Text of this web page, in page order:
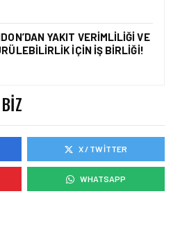
TURIZM • 24 TEM 2026
SEYAHAT
TEKNOLOJILERINDE GÜÇ
TURIZM • 24 TEM 2026
ENUYGUN.COM’DAN YAZ
YAKIT VERIMLILIĞI VE
IÇIN İŞ BIRLIĞI!
X / TWITTER
WHATSAPP